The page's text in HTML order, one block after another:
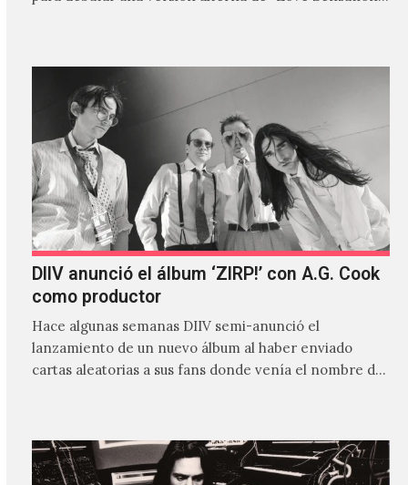
DIIV anunció el álbum ‘ZIRP!’ con A.G. Cook
como productor
Hace algunas semanas DIIV semi-anunció el
lanzamiento de un nuevo álbum al haber enviado
cartas aleatorias a sus fans donde venía el nombre de